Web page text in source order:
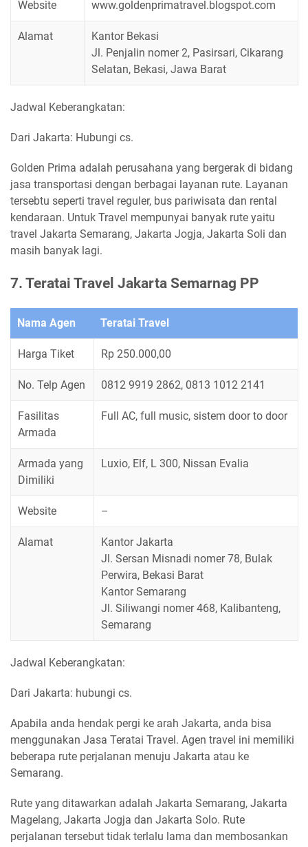
Website www.goldenprimatravel.blogspot.com
Alamat
Kantor Bekasi
Jl. Penjalin nomer 2, Pasirsari, Cikarang
Selatan, Bekasi, Jawa Barat
Jadwal Keberangkatan:
Dari Jakarta: Hubungi cs.
Golden Prima adalah perusahana yang bergerak di bidang
jasa transportasi dengan berbagai layanan rute. Layanan
tersebtu seperti travel reguler, bus pariwisata dan rental
kendaraan. Untuk Travel mempunyai banyak rute yaitu
travel Jakarta Semarang, Jakarta Jogja, Jakarta Soli dan
masih banyak lagi.
7. Teratai Travel Jakarta Semarnag PP
Nama Agen Teratai Travel
Harga Tiket Rp 250.000,00
No. Telp Agen 0812 9919 2862, 0813 1012 2141
Fasilitas
Armada
Full AC, full music, sistem door to door
Armada yang
Dimiliki
Luxio, Elf, L 300, Nissan Evalia
Website –
Alamat
Kantor Jakarta
Jl. Sersan Misnadi nomer 78, Bulak
Perwira, Bekasi Barat
Kantor Semarang
Jl. Siliwangi nomer 468, Kalibanteng,
Semarang
Jadwal Keberangkatan:
Dari Jakarta: hubungi cs.
Apabila anda hendak pergi ke arah Jakarta, anda bisa
menggunakan Jasa Teratai Travel. Agen travel ini memiliki
beberapa rute perjalanan menuju Jakarta atau ke
Semarang.
Rute yang ditawarkan adalah Jakarta Semarang, Jakarta
Magelang, Jakarta Jogja dan Jakarta Solo. Rute
perjalanan tersebut tidak terlalu lama dan membosankan